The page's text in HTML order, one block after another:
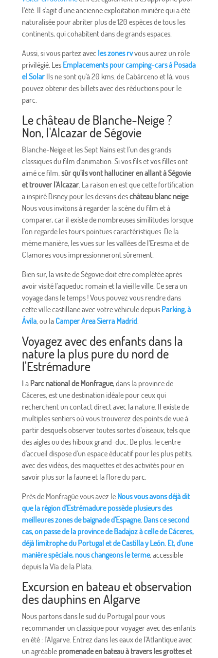
l'été. Il s'agit d'une ancienne exploitation minière qui a été
naturalisée pour abriter plus de 120 espèces de tous les
continents, qui cohabitent dans de grands espaces.
Aussi, si vous partez avec les zones rvvous aurez un rôle
privilégié. Les Emplacements pour camping-cars à Posada
el SolarIls ne sont qu'à 20 kms. de Cabárceno et là, vous
pouvez obtenir des billets avec des réductions pour le
parc.
Le château de Blanche-Neige ?
Non, l'Alcazar de Ségovie
Blanche-Neige et les Sept Nains est l'un des grands
classiques du film d'animation. Si vos fils et vos filles ont
aimé ce film, sûr qu'ils vont halluciner en allant à Ségovie
et trouver l'Alcazar. La raison en est que cette fortification
a inspiré Disney pour les dessins deschâteau blanc neige.
Nous vous invitons à regarder la scène du film et à
comparer, car il existe de nombreuses similitudes lorsque
l'on regarde les tours pointues caractéristiques. De la
même manière, les vues sur les vallées de l'Eresma et de
Clamores vous impressionneront sûrement.
Bien sûr, la visite de Ségovie doit être complétée après
avoir visité l'aqueduc romain et la vieille ville. Ce sera un
voyage dans le temps ! Vous pouvez vous rendre dans
cette ville castillane avec votre véhicule depuis Parking, à
Ávila, ou la Camper Area Sierra Madrid.
Voyagez avec des enfants dans la
nature la plus pure du nord de
l'Estrémadure
La Parc national de Monfrague, dans la province de
Cáceres, est une destination idéale pour ceux qui
recherchent un contact direct avec la nature. Il existe de
multiples sentiers où vous trouverez des points de vue à
partir desquels observer toutes sortes d'oiseaux, tels que
des aigles ou des hiboux grand-duc. De plus, le centre
d'accueil dispose d'un espace éducatif pour les plus petits,
avec des vidéos, des maquettes et des activités pour en
savoir plus sur la faune et la flore du parc.
Près de Monfragüe vous avez le Nous vous avons déjà dit
que la région d'Estrémadure possède plusieurs des
meilleures zones de baignade d'Espagne. Dans ce second
cas, on passe de la province de Badajoz à celle de Cáceres,
déjà limitrophe du Portugal et de Castilla y León. Et, d'une
manière spéciale, nous changeons le terme, accessible
depuis la Vía de la Plata.
Excursion en bateau et observation
des dauphins en Algarve
Nous partons dans le sud du Portugal pour vous
recommander un classique pour voyager avec des enfants
en été : l'Algarve. Entrez dans les eaux de l'Atlantique avec
un agréable promenade en bateau à travers les grottes et